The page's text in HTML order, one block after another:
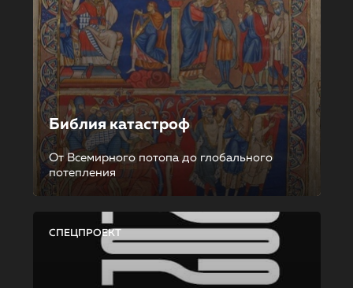
Библия катастроф
От Всемирного потопа до глобального
потепления
СПЕЦПРОЕКТ